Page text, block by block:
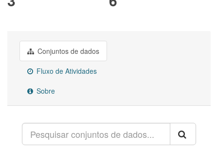
Conjuntos de dados
Fluxo de Atividades
Sobre